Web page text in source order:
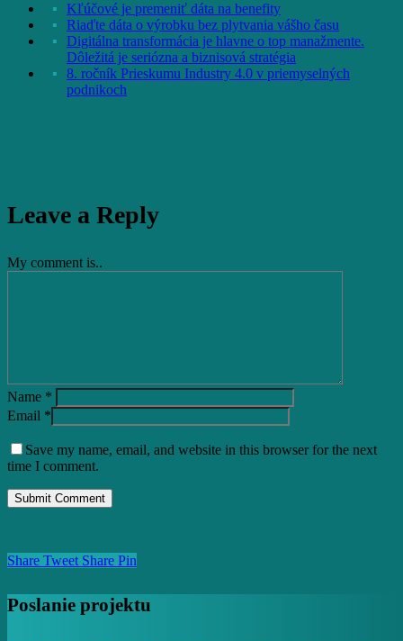
Kľúčové je premeniť dáta na benefity
Riaďte dáta o výrobku bez plytvania vášho času
Digitálna transformácia je hlavne o top manažmente.
Dôležitá je seriózna a biznisová stratégia
8. ročník Prieskumu Industry 4.0 v priemyselných
podnikoch
Leave a Reply
My comment is..
Name *
Email *
Save my name, email, and website in this browser for the next
time I comment.
Share Tweet Share Pin
Poslanie projektu